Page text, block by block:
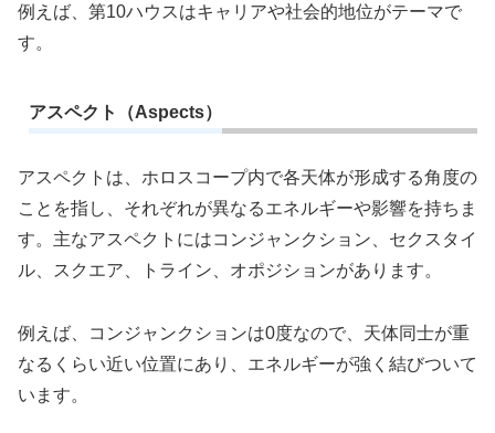
例えば、第10ハウスはキャリアや社会的地位がテーマで
す。
アスペクト（Aspects）
アスペクトは、ホロスコープ内で各天体が形成する角度の
ことを指し、それぞれが異なるエネルギーや影響を持ちま
す。主なアスペクトにはコンジャンクション、セクスタイ
ル、スクエア、トライン、オポジションがあります。
例えば、コンジャンクションは0度なので、天体同士が重
なるくらい近い位置にあり、エネルギーが強く結びついて
います。